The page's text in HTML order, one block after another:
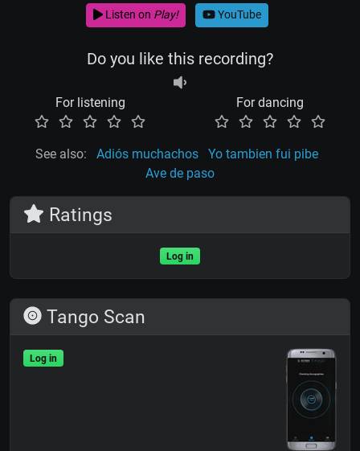
Listen on Play! YouTube
Do you like this recording?
For listening For dancing
See also: Adiós muchachos
Yo tambien fui pibe
Ave de paso
Ratings
Log in
Tango Scan
Log in